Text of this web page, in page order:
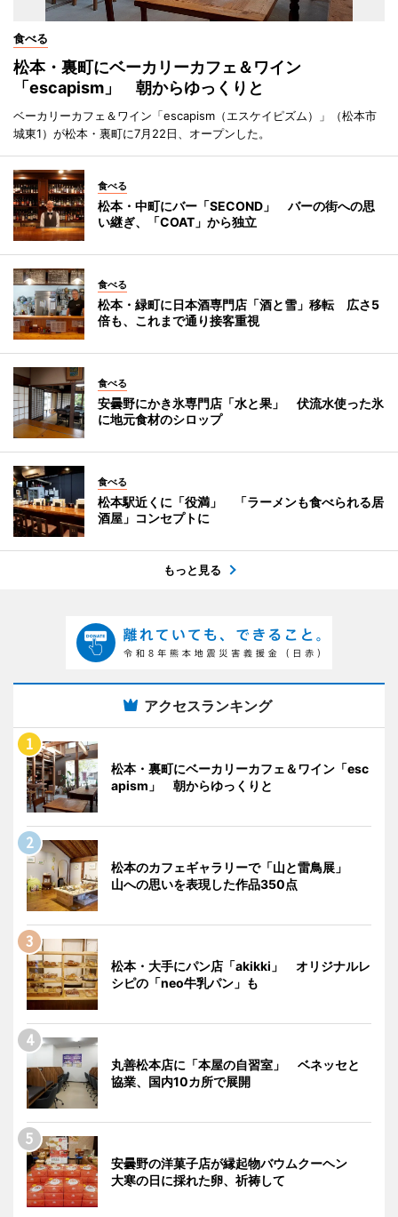
食べる
松本・裏町にベーカリーカフェ＆ワイン
「escapism」 朝からゆっくりと
ベーカリーカフェ＆ワイン「escapism（エスケイピズム）」（松本市
城東1）が松本・裏町に7月22日、オープンした。
食べる
松本・中町にバー「SECOND」 バーの街への思
い継ぎ、「COAT」から独立
食べる
松本・緑町に日本酒専門店「酒と雪」移転 広さ5
倍も、これまで通り接客重視
食べる
安曇野にかき氷専門店「水と果」 伏流水使った氷
に地元食材のシロップ
食べる
松本駅近くに「役満」 「ラーメンも食べられる居
酒屋」コンセプトに
もっと見る
アクセスランキング
松本・裏町にベーカリーカフェ＆ワイン「esc
apism」 朝からゆっくりと
松本のカフェギャラリーで「山と雷鳥展」
山への思いを表現した作品350点
松本・大手にパン店「akikki」 オリジナルレ
シピの「neo牛乳パン」も
丸善松本店に「本屋の自習室」 ベネッセと
協業、国内10カ所で展開
安曇野の洋菓子店が縁起物バウムクーヘン
大寒の日に採れた卵、祈祷して